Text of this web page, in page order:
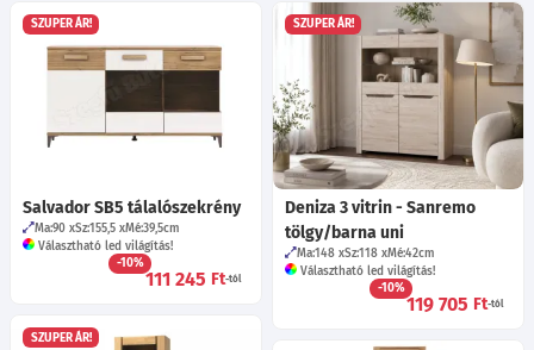
SZUPER ÁR!
Salvador SB5 tálalószekrény
Ma:90 Sz:155,5 Mé:39,5cm
Választható led világítás!
-10%
111 245 Ft-tól
SZUPER ÁR!
Deniza 3 vitrin - Sanremo
tölgy/barna uni
Ma:148 Sz:118 Mé:42cm
Választható led világítás!
-10%
119 705 Ft-tól
SZUPER ÁR!